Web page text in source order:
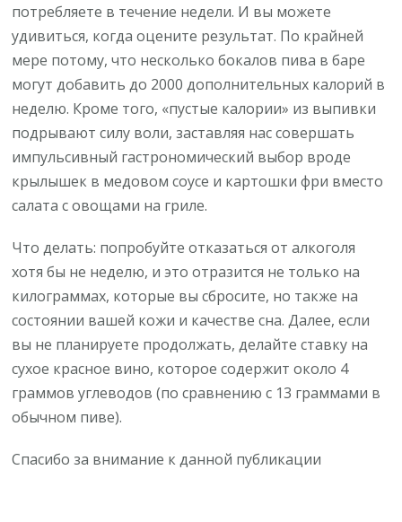
потребляете в течение недели. И вы можете
удивиться, когда оцените результат. По крайней
мере потому, что несколько бокалов пива в баре
могут добавить до 2000 дополнительных калорий в
неделю. Кроме того, «пустые калории» из выпивки
подрывают силу воли, заставляя нас совершать
импульсивный гастрономический выбор вроде
крылышек в медовом соусе и картошки фри вместо
салата с овощами на гриле.
Что делать: попробуйте отказаться от алкоголя
хотя бы не неделю, и это отразится не только на
килограммах, которые вы сбросите, но также на
состоянии вашей кожи и качестве сна. Далее, если
вы не планируете продолжать, делайте ставку на
сухое красное вино, которое содержит около 4
граммов углеводов (по сравнению с 13 граммами в
обычном пиве).
Спасибо за внимание к данной публикации